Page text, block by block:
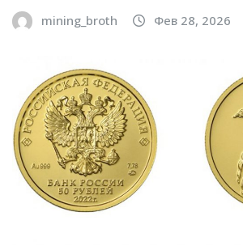
mining_broth Фев 28, 2026